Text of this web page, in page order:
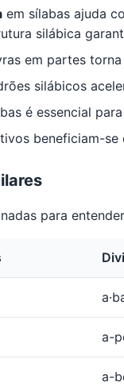
em sílabas ajuda
silábica
em partes
silábicos
é essencial
beneficiam-se
para
a-
a-